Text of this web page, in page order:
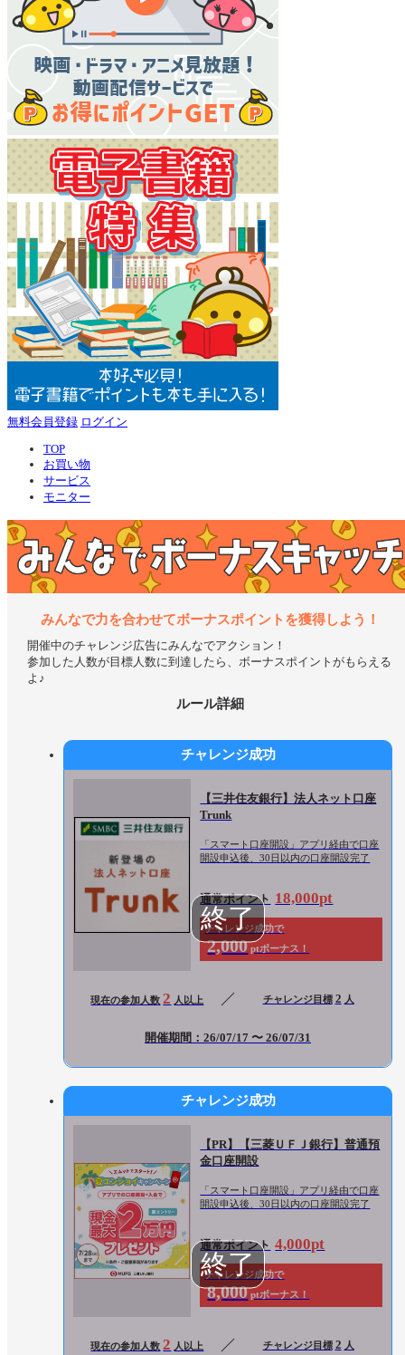
無料会員登録 ログイン
TOP
お買い物
サービス
モニター
みんなで力を合わせてボーナスポイントを獲得しよう！
開催中のチャレンジ広告にみんなでアクション！
参加した人数が目標人数に到達したら、ボーナスポイントがもらえる
よ♪
ルール詳細
チャレンジ成功
【三井住友銀行】法人ネット口座
Trunk
「スマート口座開設」アプリ経由で口座
開設申込後、30日以内の口座開設完了
通常ポイント 18,000pt
チャレンジ成功で
2,000 ptボーナス！
現在の参加人数 2 人以上 チャレンジ目標 2 人
開催期間：26/07/17 〜 26/07/31
チャレンジ成功
【PR】【三菱ＵＦＪ銀行】普通預
金口座開設
「スマート口座開設」アプリ経由で口座
開設申込後、30日以内の口座開設完了
通常ポイント 4,000pt
チャレンジ成功で
8,000 ptボーナス！
現在の参加人数 2 人以上 チャレンジ目標 2 人